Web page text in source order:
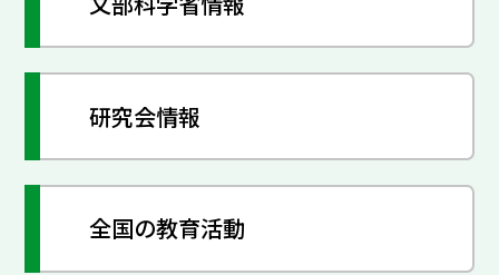
研究会情報
全国の教育活動